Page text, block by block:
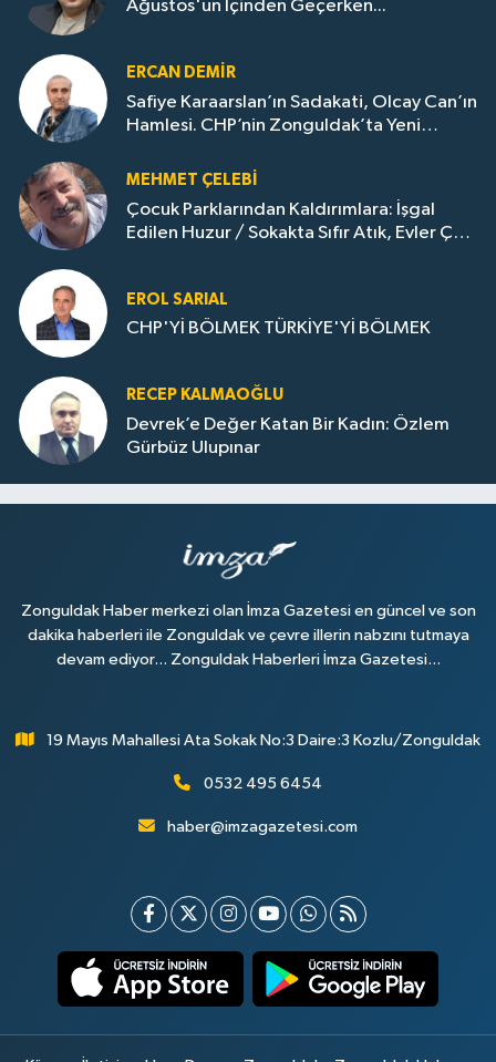
Ağustos'un İçinden Geçerken...
ERCAN DEMIR
Safiye Karaarslan’ın Sadakati, Olcay Can’ın
Hamlesi. CHP’nin Zonguldak’ta Yeni
MEHMET ÇELEBI
Çocuk Parklarından Kaldırımlara: İşgal
Edilen Huzur / Sokakta Sıfır Atık, Evler Çöp
EROL SARIAL
CHP'Yİ BÖLMEK TÜRKİYE'Yİ BÖLMEK
RECEP KALMAOĞLU
Devrek’e Değer Katan Bir Kadın: Özlem
Gürbüz Ulupınar
Zonguldak Haber merkezi olan İmza Gazetesi en güncel ve son
dakika haberleri ile Zonguldak ve çevre illerin nabzını tutmaya
devam ediyor... Zonguldak Haberleri İmza Gazetesi...
19 Mayıs Mahallesi Ata Sokak No:3 Daire:3 Kozlu/Zonguldak
0532 495 6454
haber@imzagazetesi.com